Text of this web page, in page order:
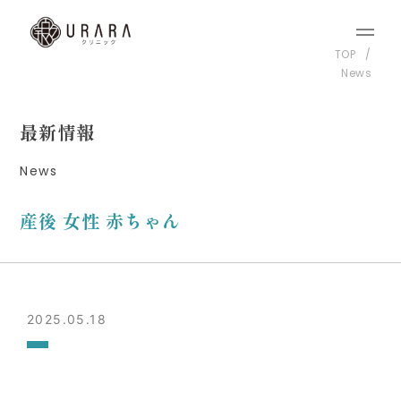
TOP
News
最新情報
News
産後 女性 赤ちゃん
2025.05.18